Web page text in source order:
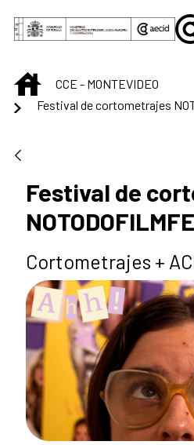
Skip to Main Content
INICIOCCE - MONTEVIDEO
Festival de cortometrajes
Festival de
Cortometrajes +